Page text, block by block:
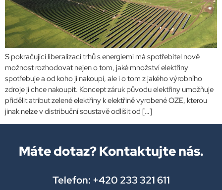
S pokračující liberalizací trhů s energiemi má spotřebitel nově
možnost rozhodovat nejen o tom, jaké množství elektřiny
spotřebuje a od koho ji nakoupí, ale i o tom z jakého výrobního
zdroje ji chce nakoupit. Koncept záruk původu elektřiny umožňuje
přidělit atribut zelené elektřiny k elektřině vyrobené OZE, kterou
jinak nelze v distribuční soustavě odlišit od […]
Máte dotaz? Kontaktujte nás.
Telefon: +420 233 321 611